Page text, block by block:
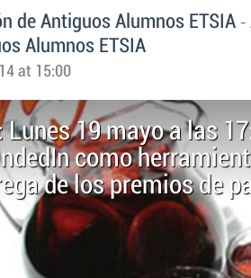
de Antiguos Alumnos ETSIA -
Alumnos ETSIA
at 15:00
Lunes 19 mayo a las
como
de los premios de